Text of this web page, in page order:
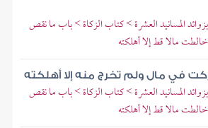
بزوائد المسانيد العشرة > كتاب الزكاة > باب ما نقص
مالا قط إلا أهلكته
في مال ولم تخرج منه إلا أهلكته
بزوائد المسانيد العشرة > كتاب الزكاة > باب ما نقص
مالا قط إلا أهلكته